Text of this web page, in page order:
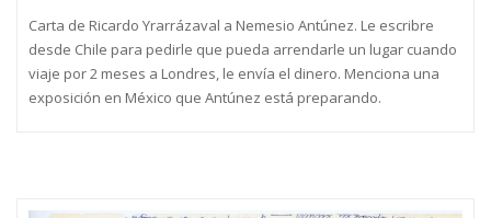
Carta de Ricardo Yrarrázaval a Nemesio Antúnez. Le escribre
desde Chile para pedirle que pueda arrendarle un lugar cuando
viaje por 2 meses a Londres, le envía el dinero. Menciona una
exposición en México que Antúnez está preparando.